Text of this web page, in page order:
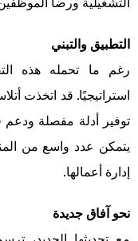
التطبيق والتبني
رغم ما تحمله هذه
استراتيجيًا. قد اتخذت
توفير أدلة مفصلة
يتمكن عدد واسع من
إدارة أعمالها.
نحو آفاق جديدة